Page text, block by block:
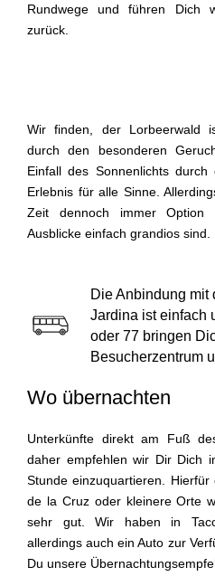
Rundwege und führen Dich
zurück.
Wir finden, der Lorbeerwald
durch den besonderen
Einfall des Sonnenlichts
Erlebnis für alle Sinne.
Zeit dennoch immer
Ausblicke einfach grandios sind.
Die Anbindung mit
Jardina ist einfach
oder 77 bringen
Besucherzentrum
Wo übernachten
Unterkünfte direkt am Fuß
daher empfehlen wir Dir Dich
Stunde einzuquartieren.
de la Cruz oder kleinere Orte
sehr gut. Wir haben in
allerdings auch ein Auto zur
Du unsere